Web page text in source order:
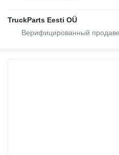
TruckParts Eesti OÜ